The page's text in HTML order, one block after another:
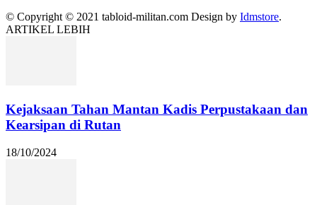
© Copyright © 2021 tabloid-militan.com Design by Idmstore.
ARTIKEL LEBIH
Kejaksaan Tahan Mantan Kadis Perpustakaan dan
Kearsipan di Rutan
18/10/2024